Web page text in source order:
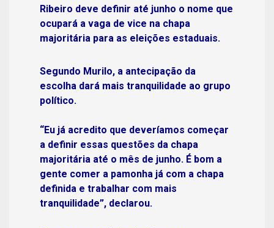
Ribeiro deve definir até junho o nome que
ocupará a vaga de vice na chapa
majoritária para as eleições estaduais.
Segundo Murilo, a antecipação da
escolha dará mais tranquilidade ao grupo
político.
“Eu já acredito que deveríamos começar
a definir essas questões da chapa
majoritária até o mês de junho. É bom a
gente comer a pamonha já com a chapa
definida e trabalhar com mais
tranquilidade”, declarou.